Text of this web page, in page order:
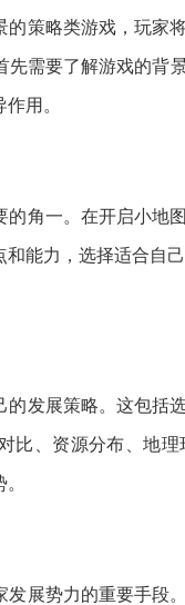
的策略类游戏，玩家
需要了解游戏的背
用。
角一。在开启小地
能力，选择适合自
的发展策略。这包括
比、资源分布、地
展势力的重要手段